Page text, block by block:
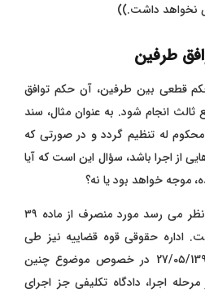
نخواهد داشت.))
طرفین
قطعی بین طرفین، آن حکم توافق
ثالث انجام شود. به عنوان مثال، سند
له تنظیم گردد و در صورتی که
از اجرا باشد، سؤال این است که آیا
موجه خواهد بود یا نه؟
خیر، در پاسخ باید گفت به نظر می‌ رسد مورد منصرف از ماده ۳۹
اداره حقوقی قوه قضاییه نیز طی
نظریه شماره ٧/٩٤/١٣١٣- 27/0٥/1394 در خصوص موضوع چنین
اجرا، دادگاه تکلیفی جز اجرای